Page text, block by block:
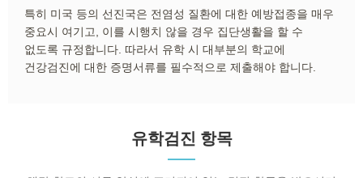
특히 미국 등의 선진국은 전염성 질환에 대한 예방접종을 매우
중요시 여기고, 이를 시행치 않을 경우 집단생활을 할 수
없도록 규정합니다. 따라서 유학 시 대부분의 학교에
건강검진에 대한 증명서류를 필수적으로 제출해야 합니다.
유학검진 항목